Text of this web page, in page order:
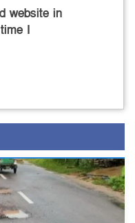
website in
I